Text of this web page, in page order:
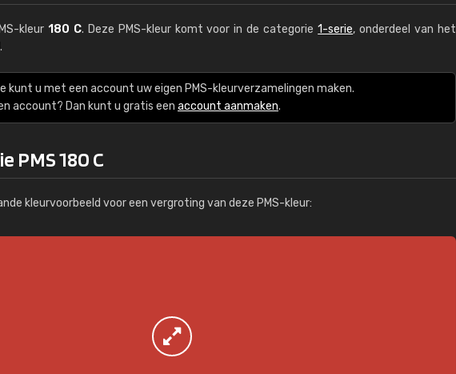
kleur 180 C. Deze PMS-kleur komt voor in de categorie1-serie, onderdeel van het
.
kunt u met een account uw eigen PMS-kleurverzamelingen maken.
account? Dan kunt u gratis een account aanmaken.
PMS 180 C
kleurvoorbeeld voor een vergroting van deze PMS-kleur: